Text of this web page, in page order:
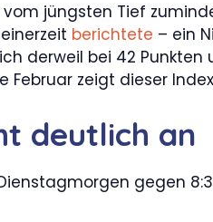
jüngsten Tief
berichtete – ein
derweil bei 42 Punkten
zeigt dieser
deutlich an
gegen